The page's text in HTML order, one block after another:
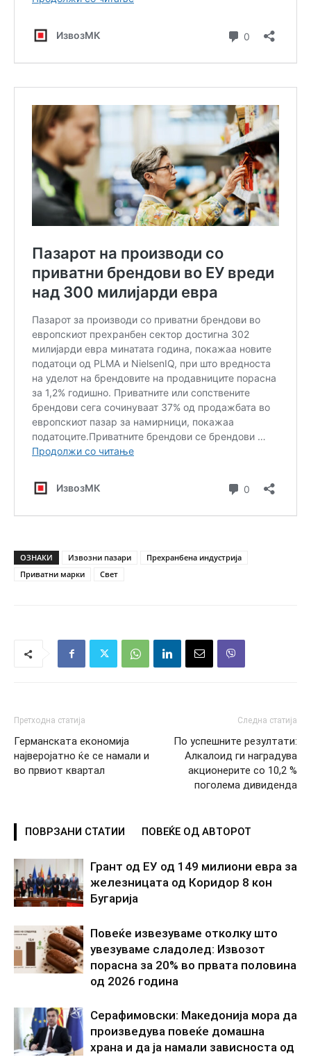
ОЗНАКИ Извозни пазари
Прехранбена индустрија
Приватни марки
Свет
Претходна статија
Германската економија
најверојатно ќе се намали и
во првиот квартал
Следна статија
По успешните резултати:
Алкалоид ги наградува
акционерите со 10,2 %
поголема дивиденда
ПОВРЗАНИ СТАТИИ ПОВЕЌЕ ОД АВТОРОТ
Грант од ЕУ од 149 милиони евра за
железницата од Коридор 8 кон
Бугарија
Повеќе извезуваме отколку што
увезуваме сладолед: Извозот
порасна за 20% во првата половина
од 2026 година
Серафимовски: Македонија мора да
произведува повеќе домашна
храна и да ја намали зависноста од